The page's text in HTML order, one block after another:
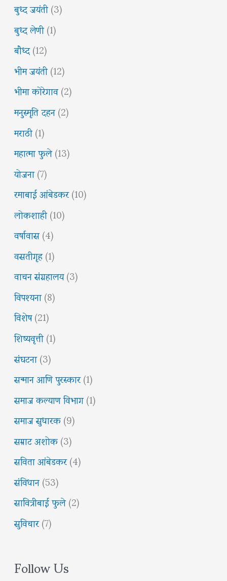
बुध्द जयंती(3)
बुध्द लेणी(1)
बौध्द(12)
भीम जयंती(12)
भीमा कोरेगाव(2)
मनुस्मृति दहन(2)
मराठी(1)
महात्मा फुले(13)
योजना(7)
रमाबाई आंबेडकर(10)
लोकशाही(10)
वर्षावास(4)
वसतीगृह(1)
वाचन संग्रहालय(3)
विपश्यना(8)
विशेष(21)
शिष्यवृत्ती(1)
संघटना(3)
सन्मान आणि पुरस्कार(1)
समाज कल्याण विभाग(1)
समाज सुधारक(9)
सम्राट अशोक(3)
सविता आंबेडकर(4)
संविधान(53)
सावित्रीबाई फुले(2)
सुविचार(7)
Follow Us